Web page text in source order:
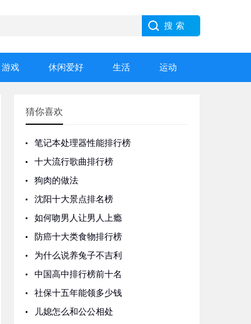
游戏 休闲爱好 生活 运动
猜你喜欢
笔记本处理器性能排行榜
十大流行歌曲排行榜
狗肉的做法
沈阳十大景点排名榜
如何吻男人让男人上瘾
防癌十大类食物排行榜
为什么说养兔子不吉利
中国高中排行榜前十名
社保十五年能领多少钱
儿媳怎么和公公相处